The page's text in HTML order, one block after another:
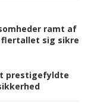
ramt af
sig sikre
prestigefyldte